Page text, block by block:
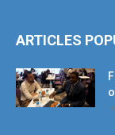
ARTICLES